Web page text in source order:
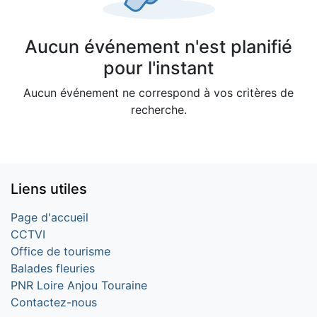
Aucun événement n'est planifié
pour l'instant
Aucun événement ne correspond à vos critères de
recherche.
Liens utiles
Page d'accueil
CCTVI
Office de tourisme
Balades fleuries
PNR Loire Anjou Touraine
Contactez-nous